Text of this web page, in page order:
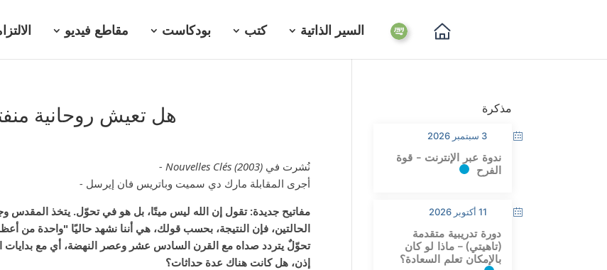
السير الذاتية كتب بودكاست مقاطع فيديو
هل تعيش روحانية
نُشرت في Nouvelles Clés (2003) -
أجرى المقابلة مارك دي سميت وباتريس فان إيرسل -
مفاتيح جديدة: تقول إن الله ليس ميتًا، بل هو في تحوّل. يتخذ المقدس
الحالتين، فإن النتيجة، بحسب قولك، هي أننا نشهد حاليًا "واحدة من
تحوّلٌ يتردد صداه مع القرن السادس عشر وعصر النهضة، أي مع بدايات
إذن، هل كانت هناك عدة حداثات؟
مذكرة
3 سبتمبر 2026
ندوة عبر الإنترنت - قوة
الفرح
11 أكتوبر 2026
دورة تدريبية متقدمة
(تاهيتي) – ماذا لو كان
بالإمكان تعلم السعادة؟